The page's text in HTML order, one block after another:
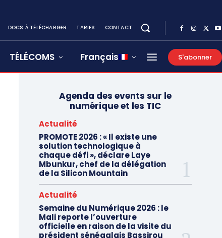
DOCS À TÉLÉCHARGER TARIFS CONTACT
TÉLÉCOMS Français S'abonner
Agenda des events sur le
numérique et les TIC
Actualité
PROMOTE 2026 : « Il existe une
solution technologique à
chaque défi », déclare Laye
Mbunkur, chef de la délégation
de la Silicon Mountain
Actualité
Semaine du Numérique 2026 : le
Mali reporte l’ouverture
officielle en raison de la visite du
président sénégalais Bassirou